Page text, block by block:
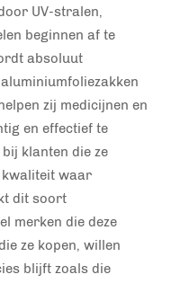
UV-stralen,
beginnen af te
absoluut
zij medicijnen en
en effectief te
klanten die ze
kwaliteit waar
dit soort
merken die deze
ze kopen, willen
blijft zoals die